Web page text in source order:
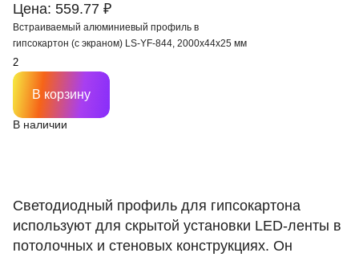
Цена: 559.77 ₽
Встраиваемый алюминиевый профиль в
гипсокартон (с экраном) LS-YF-844, 2000х44х25 мм
В наличии
В корзину
Светодиодный профиль для гипсокартона
используют для скрытой установки LED-ленты в
потолочных и стеновых конструкциях. Он